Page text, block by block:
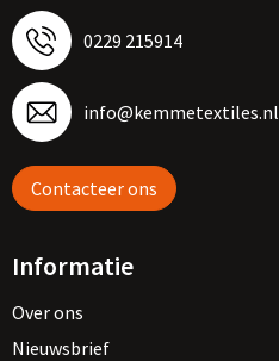
0229 215914
info@kemmetextiles.nl
Contacteer ons
Informatie
Over ons
Nieuwsbrief